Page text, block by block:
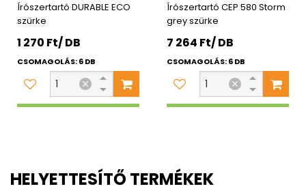
Írószertartó DURABLE ECO
szürke
1 270 Ft/ DB
CSOMAGOLÁS: 6 DB
Írószertartó CEP 580 Storm
grey szürke
7 264 Ft/ DB
CSOMAGOLÁS: 6 DB
HELYETTESÍTŐ TERMÉKEK